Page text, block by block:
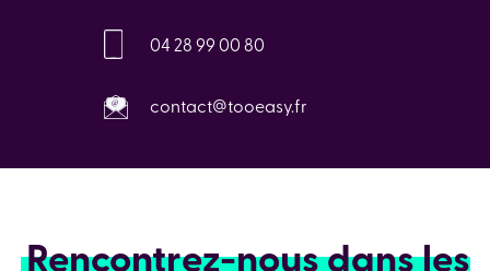
04 28 99 00 80
contact@tooeasy.fr
Rencontrez-nous dans les